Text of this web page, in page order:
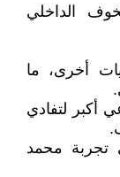
الداخلي
أخرى، ما
أكبر لتفادي
تجربة محمد